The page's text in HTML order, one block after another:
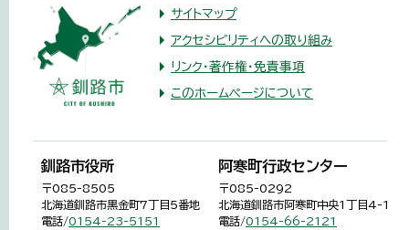
サイトマップ
アクセシビリティへの取り組み
リンク・著作権・免責事項
このホームページについて
釧路市役所
〒085-8505
北海道釧路市黒金町7丁目5番地
電話/0154-23-5151
阿寒町行政センター
〒085-0292
北海道釧路市阿寒町中央1丁目4-1
電話/0154-66-2121